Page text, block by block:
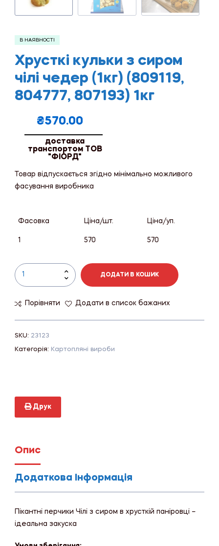
В НАЯВНОСТІ
Хрусткі кульки з сиром
чілі чедер (1кг) (809119,
804777, 807193) 1кг
₴570.00
доставка
транспортом ТОВ
"ФІОРД"
Товар відпускається згідно мінімально можливого
фасування виробника
Фасовка Ціна/шт. Ціна/уп.
1 570 570
ДОДАТИ В КОШИК
Порівняти Додати в список бажаних
SKU: 23123
Категорія: Картопляні вироби
Друк
Опис
Додаткова Інформація
Пікантні перчики Чілі з сиром в хрусткій паніровці –
ідеальна закуска